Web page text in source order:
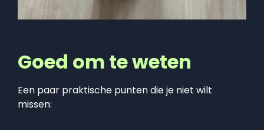
Goed om te weten
Een paar praktische punten die je niet wilt
missen: